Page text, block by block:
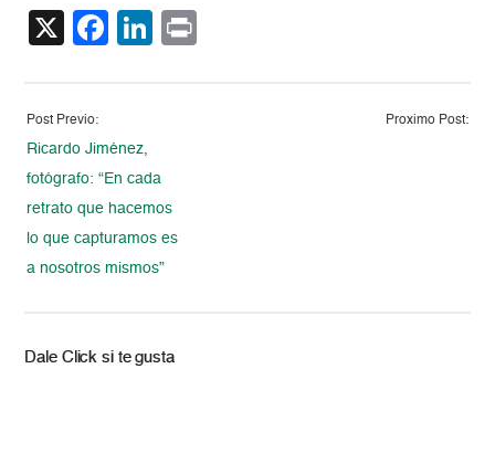
X Facebook
LinkedIn
Post Previo:
Ricardo Jiménez,
fotógrafo: “En cada
retrato que hacemos
lo que capturamos es
a nosotros mismos”
Proximo Post:
Dale Click si te gusta